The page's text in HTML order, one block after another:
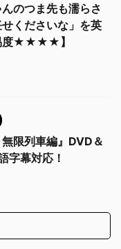
んのつま先も濡らさ
くださいな」を英
度★★★★】
無限列車編』DVD＆
字幕対応！